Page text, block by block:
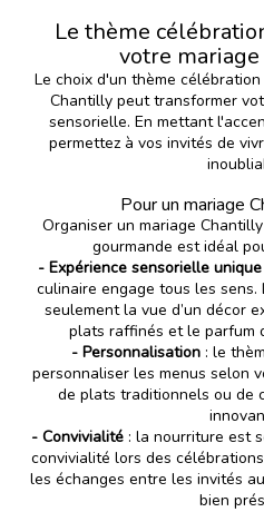
Le thème
votre
Le choix d'un thème
Chantilly peut transformer
sensorielle. En mettant
permettez à vos invités de
Pour un mariage
Organiser un mariage
gourmande est idéal
- Expérience sensorielle unique
culinaire engage tous les
seulement la vue d’un décor
plats raffinés et le parfum
- Personnalisation : le
personnaliser les menus selon
de plats traditionnels ou de
- Convivialité: la nourriture est
convivialité lors des
les échanges entre les invités
bien